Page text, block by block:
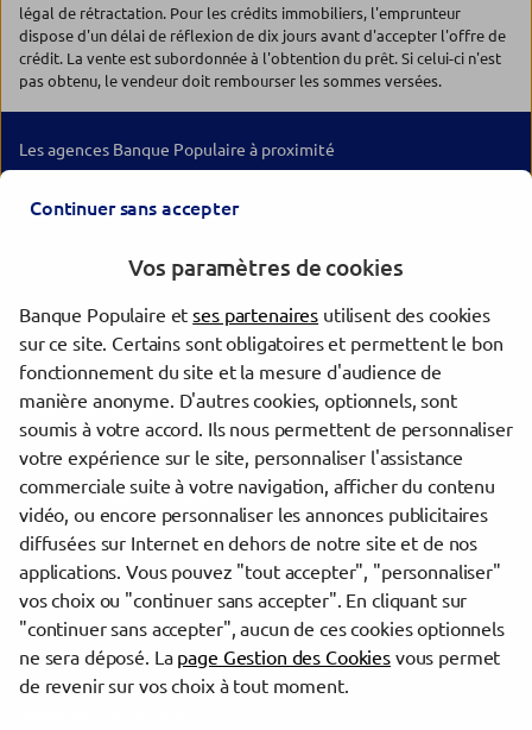
légal de rétractation. Pour les crédits immobiliers, l'emprunteur
dispose d'un délai de réflexion de dix jours avant d'accepter l'offre de
crédit. La vente est subordonnée à l'obtention du prêt. Si celui-ci n'est
pas obtenu, le vendeur doit rembourser les sommes versées.
Les agences Banque Populaire à proximité
DIEPPE CREDIT MARITIME
Les agences Banque Populaire dans les villes à proximité
Dieppe
Mont-Saint-Aignan
Trouver une agence Banque Populaire
Seine-Maritime
Saint-Aubin-sur-Scie
ST AUBIN SUR SCIE DIEPPE
evermaps ©
Continuer sans accepter
Vos paramètres de cookies
Banque Populaire etses partenaires utilisent des cookies
sur ce site. Certains sont obligatoires et permettent le bon
fonctionnement du site et la mesure d'audience de
manière anonyme. D'autres cookies, optionnels, sont
soumis à votre accord. Ils nous permettent de personnaliser
votre expérience sur le site, personnaliser l'assistance
commerciale suite à votre navigation, afficher du contenu
vidéo, ou encore personnaliser les annonces publicitaires
diffusées sur Internet en dehors de notre site et de nos
applications. Vous pouvez "tout accepter", "personnaliser"
vos choix ou "continuer sans accepter". En cliquant sur
"continuer sans accepter", aucun de ces cookies optionnels
ne sera déposé. La page Gestion des Cookiesvous permet
de revenir sur vos choix à tout moment.